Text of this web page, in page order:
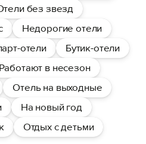
без звезд
Недорогие отели
отели
Бутик-отели
Работают в несезон
Отель на выходные
На новый год
Отдых с детьми